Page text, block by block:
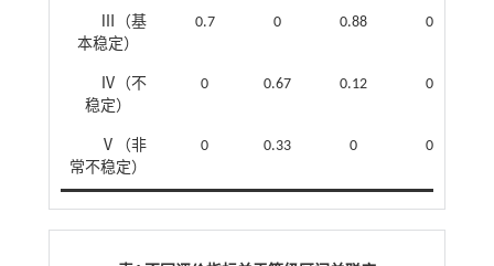
Ⅲ（基
本稳定）
0.7 0 0.88 0
Ⅳ（不
稳定）
0 0.67 0.12 0
Ⅴ（非
常不稳定）
0 0.33 0 0